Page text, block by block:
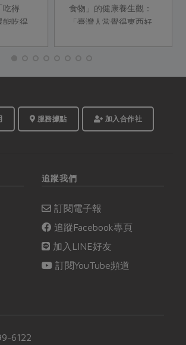
吃得
能吃得
師柯蘊
調查
飲品」
食物」的健康養生觀：
「臺灣人常覺得東西好
就隨便吃，其實所謂的
且量不對就不行。如果
服務據點 加入合作社
追蹤我們
訂閱電子報
追蹤Facebook專頁
加入LINE好友
訂閱YouTube頻道
6122